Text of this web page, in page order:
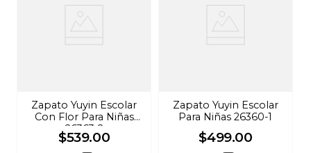
Zapato Yuyin Escolar
Con Flor Para Niñas
26363-2
$539.00
Zapato Yuyin Escolar
Para Niñas 26360-1
$499.00